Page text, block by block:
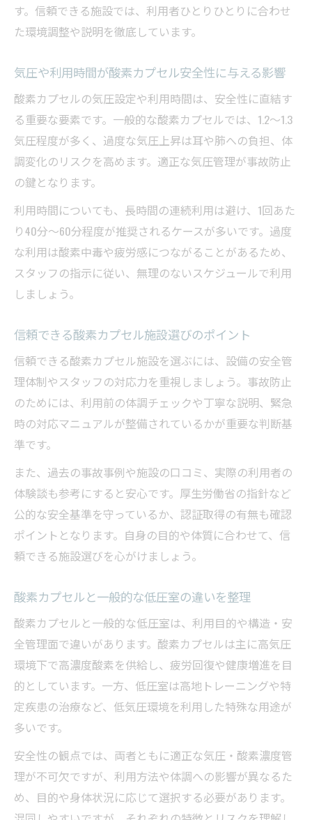
報整理
酸素カプセルによる老化やデメリットの真実と
酸素カプセルが老化に及ぼす影響を科学的
に検証
酸素カプセルデメリットとメリットの最新
知見
副作用や酸素中毒リスクを理解した酸素カ
プセル活用
酸素カプセル効果と実際の欠点を比較解説
酸素カプセル利用で気をつけたい老化予防
のポイント
酸素カプセル事故の背景と安全性の違いを解明
意点
理解
酸素カプセル事故発生を防ぐための安全管
安全性確保のための酸素カプセル利用ガイ
ドライン
禁忌事項や利用リスクから考える酸素カプセル
の選び方
まとめ
持病や妊娠中の酸素カプセル利用リスクと
対策
医師相談が必要な酸素カプセル使用条件と
は
安全な酸素カプセル選びのための機器チェ
酸素カプセル利用リスクを減らすための施
設選定基準
す。信頼できる施設では、利用者ひとりひとりに合わせ
た環境調整や説明を徹底しています。
気圧や利用時間が酸素カプセル安全性に与える影響
酸素カプセルの気圧設定や利用時間は、安全性に直結す
る重要な要素です。一般的な酸素カプセルでは、1.2〜1.3
気圧程度が多く、過度な気圧上昇は耳や肺への負担、体
調変化のリスクを高めます。適正な気圧管理が事故防止
の鍵となります。
利用時間についても、長時間の連続利用は避け、1回あた
り40分〜60分程度が推奨されるケースが多いです。過度
な利用は酸素中毒や疲労感につながることがあるため、
スタッフの指示に従い、無理のないスケジュールで利用
しましょう。
信頼できる酸素カプセル施設選びのポイント
信頼できる酸素カプセル施設を選ぶには、設備の安全管
理体制やスタッフの対応力を重視しましょう。事故防止
のためには、利用前の体調チェックや丁寧な説明、緊急
時の対応マニュアルが整備されているかが重要な判断基
準です。
また、過去の事故事例や施設の口コミ、実際の利用者の
体験談も参考にすると安心です。厚生労働省の指針など
公的な安全基準を守っているか、認証取得の有無も確認
ポイントとなります。自身の目的や体質に合わせて、信
頼できる施設選びを心がけましょう。
酸素カプセルと一般的な低圧室の違いを整理
酸素カプセルと一般的な低圧室は、利用目的や構造・安
全管理面で違いがあります。酸素カプセルは主に高気圧
環境下で高濃度酸素を供給し、疲労回復や健康増進を目
的としています。一方、低圧室は高地トレーニングや特
定疾患の治療など、低気圧環境を利用した特殊な用途が
多いです。
安全性の観点では、両者ともに適正な気圧・酸素濃度管
理が不可欠ですが、利用方法や体調への影響が異なるた
め、目的や身体状況に応じて選択する必要があります。